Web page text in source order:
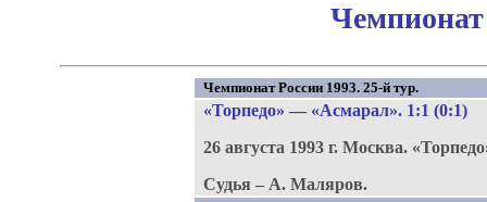
Чемпионат
Чемпионат России 1993. 25-й тур.
«Торпедо» — «Асмарал». 1:1 (0:1)
26 августа 1993 г. Москва.
Судья – А. Маляров.